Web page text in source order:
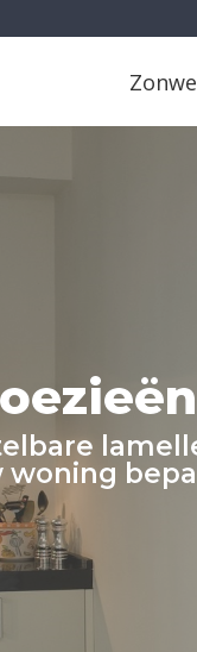
woning